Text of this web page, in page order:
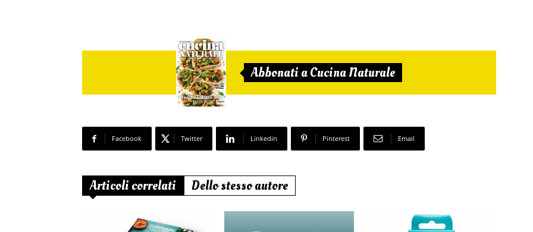
Abbonati a Cucina Naturale
Facebook Twitter Linkedin Pinterest Email
Articoli correlati Dello stesso autore